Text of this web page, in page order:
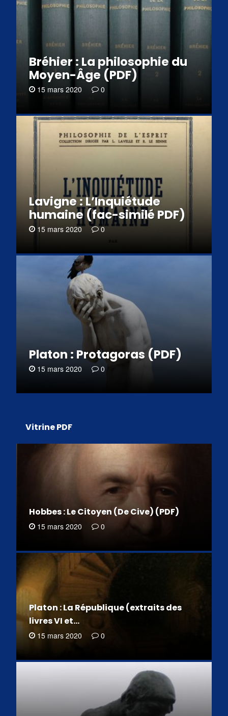
Bréhier : La philosophie du
Moyen-Âge (PDF)
15 mars 2020 0
Lavigne : L’Inquiétude
humaine (fac-similé PDF)
15 mars 2020 0
Platon : Protagoras (PDF)
15 mars 2020 0
Vitrine PDF
Hobbes : Le Citoyen (De Cive) (PDF)
15 mars 2020 0
Platon : La République (extraits des
livres VI et…
15 mars 2020 0